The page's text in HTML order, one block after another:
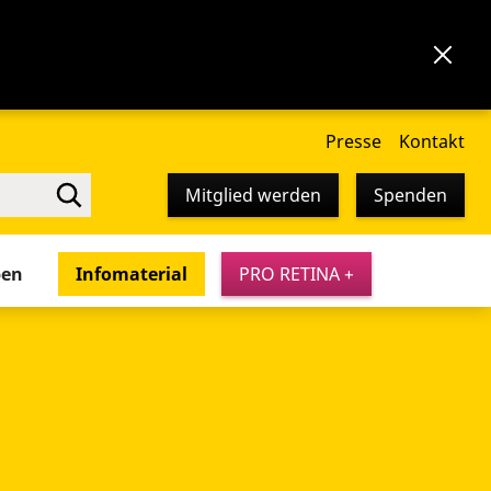
Presse Kontakt
Mitglied werden Spenden
Infomaterial PRO RETINA +